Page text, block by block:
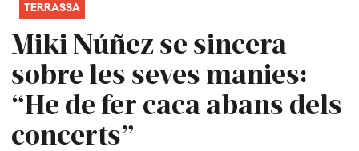
Miki Núñez se sincera
sobre les seves manies:
“He de fer caca abans dels
concerts”
TERRASSA